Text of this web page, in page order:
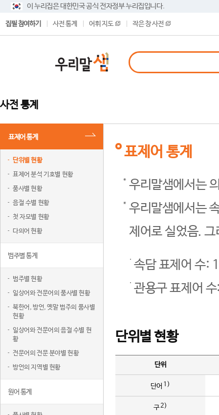
이 누리집은 대한민국 공식 전자정부 누리집입니다.
집필 참여하기 사전 통계 어휘 지도 작은 창 사전
사전 통계
표제어 통계
단위별 현황
표제어 분석 기호별 현황
품사별 현황
음절 수별 현황
첫 자모별 현황
다의어 현황
범주별 통계
범주별 현황
일상어와 전문어의 품사별 현황
북한어, 방언, 옛말 범주의 품사별
현황
일상어와 전문어의 음절 수별 현
황
전문어의 전문 분야별 현황
방언의 지역별 현황
원어 통계
표제어 통계
우리말샘에서는
우리말샘에서는
제어로 실었음.
속담 표제어 수:
관용구 표제어
단위별 현황
단위
단어 1)
구2)